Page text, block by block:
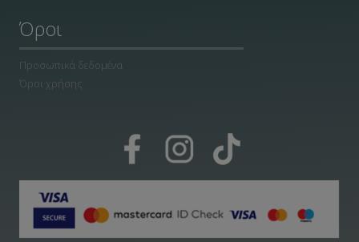
Όροι
Προσωπικά δεδομένα
Όροι χρήσης